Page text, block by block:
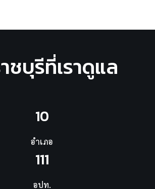
ชบุรีที่เราดูแล
10
อำเภอ
111
อปท.